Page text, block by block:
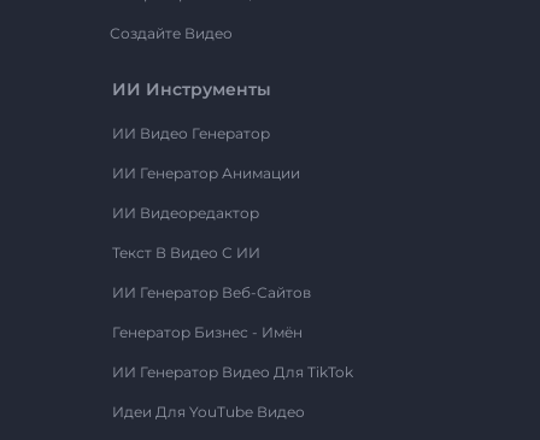
Создайте Видео
ИИ Инструменты
ИИ Видео Генератор
ИИ Генератор Анимации
ИИ Видеоредактор
Текст В Видео С ИИ
ИИ Генератор Веб-Сайтов
Генератор Бизнес - Имён
ИИ Генератор Видео Для TikTok
Идеи Для YouTube Видео